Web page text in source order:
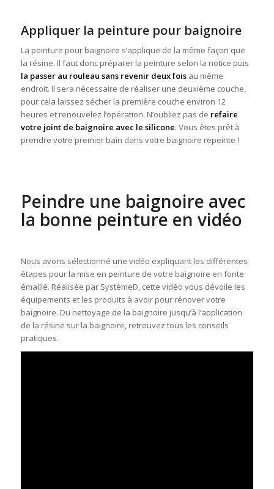
Appliquer la peinture pour baignoire
La peinture pour baignoire s’applique de la même façon que
la résine. Il faut donc préparer la peinture selon la notice puis
la passer au rouleau sans revenir deux foisau même
endroit. Il sera nécessaire de réaliser une deuxième couche,
pour cela laissez sécher la première couche environ 12
heures et renouvelez l’opération. N’oubliez pas de refaire
votre joint de baignoire avec le silicone. Vous êtes prêt à
prendre votre premier bain dans votre baignoire repeinte !
Peindre une baignoire avec
la bonne peinture en vidéo
Nous avons sélectionné une vidéo expliquant les différentes
étapes pour la mise en peinture de votre baignoire en fonte
émaillé. Réalisée par SystèmeD, cette vidéo vous dévoile les
équipements et les produits à avoir pour rénover votre
baignoire. Du nettoyage de la baignoire jusqu’à l’application
de la résine sur la baignoire, retrouvez tous les conseils
pratiques.